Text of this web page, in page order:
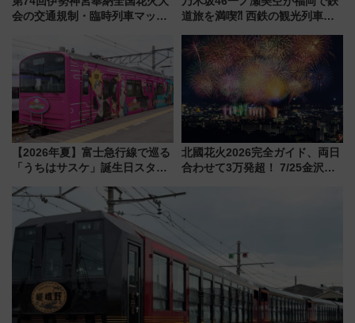
会の交通規制・臨時列車マッ
道旅を満喫⁈ 西鉄の観光列車
CHIKUGO」で巡る福岡･太宰
府･柳川の旅！YouTubeが公開
に
【2026年夏】富士急行線で巡る
「うちはサスケ」誕生日スタン
定グルメ＆グッズ徹底ガイド
北國花火2026完全ガイド、両日
合わせて3万発超！ 7/25金沢大
会の日程・アクセス・観覧席ま